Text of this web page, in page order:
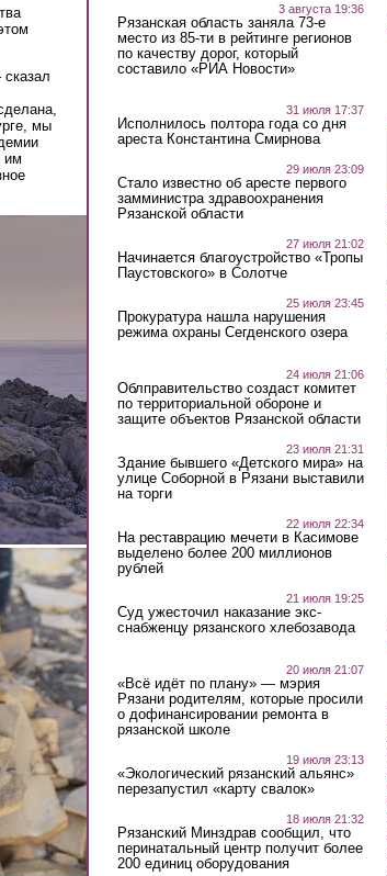
мы
им
3 августа 19:36
Рязанская область заняла 73-е
место из 85-ти в рейтинге регионов
по качеству дорог, который
составило «РИА Новости»
31 июля 17:37
Исполнилось полтора года со дня
ареста Константина Смирнова
29 июля 23:09
Стало известно об аресте первого
замминистра здравоохранения
Рязанской области
27 июля 21:02
Начинается благоустройство «Тропы
Паустовского» в Солотче
25 июля 23:45
Прокуратура нашла нарушения
режима охраны Сегденского озера
24 июля 21:06
Облправительство создаст комитет
по территориальной обороне и
защите объектов Рязанской области
23 июля 21:31
Здание бывшего «Детского мира» на
улице Соборной в Рязани выставили
на торги
22 июля 22:34
На реставрацию мечети в Касимове
выделено более 200 миллионов
рублей
21 июля 19:25
Суд ужесточил наказание экс-
снабженцу рязанского хлебозавода
20 июля 21:07
«Всё идёт по плану» — мэрия
Рязани родителям, которые просили
о дофинансировании ремонта в
рязанской школе
19 июля 23:13
«Экологический рязанский альянс»
перезапустил «карту свалок»
18 июля 21:32
Рязанский Минздрав сообщил, что
перинатальный центр получит более
200 единиц оборудования